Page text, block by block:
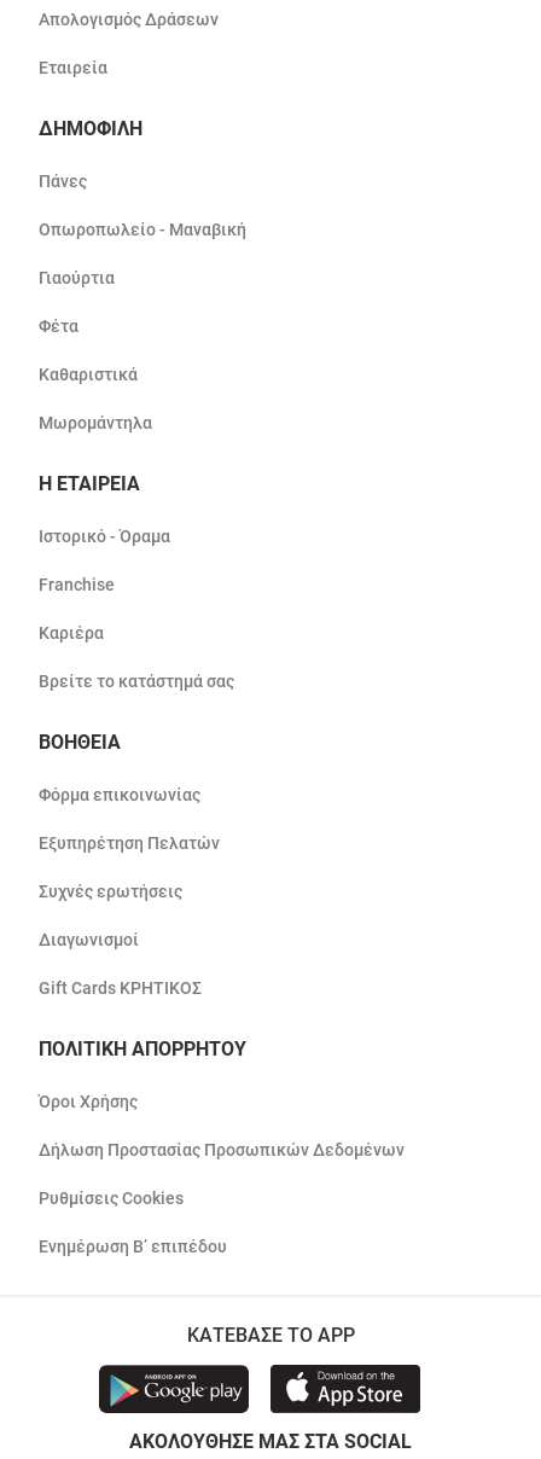
Απολογισμός Δράσεων
Εταιρεία
ΔΗΜΟΦΙΛΗ
Πάνες
Οπωροπωλείο - Μαναβική
Γιαούρτια
Φέτα
Καθαριστικά
Μωρομάντηλα
Η ΕΤΑΙΡΕΙΑ
Ιστορικό - Όραμα
Franchise
Καριέρα
Βρείτε το κατάστημά σας
ΒΟΗΘΕΙΑ
Φόρμα επικοινωνίας
Εξυπηρέτηση Πελατών
Συχνές ερωτήσεις
Διαγωνισμοί
Gift Cards ΚΡΗΤΙΚΟΣ
ΠΟΛΙΤΙΚΗ ΑΠΟΡΡΗΤΟΥ
Όροι Χρήσης
Δήλωση Προστασίας Προσωπικών Δεδομένων
Ρυθμίσεις Cookies
Ενημέρωση Β’ επιπέδου
ΚΑΤΕΒΑΣΕ ΤΟ APP
ΑΚΟΛΟΥΘΗΣΕ ΜΑΣ ΣΤΑ SOCIAL